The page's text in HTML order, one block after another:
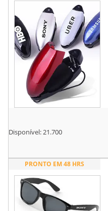
Disponível:21.700
PRONTO EM 48 HRS